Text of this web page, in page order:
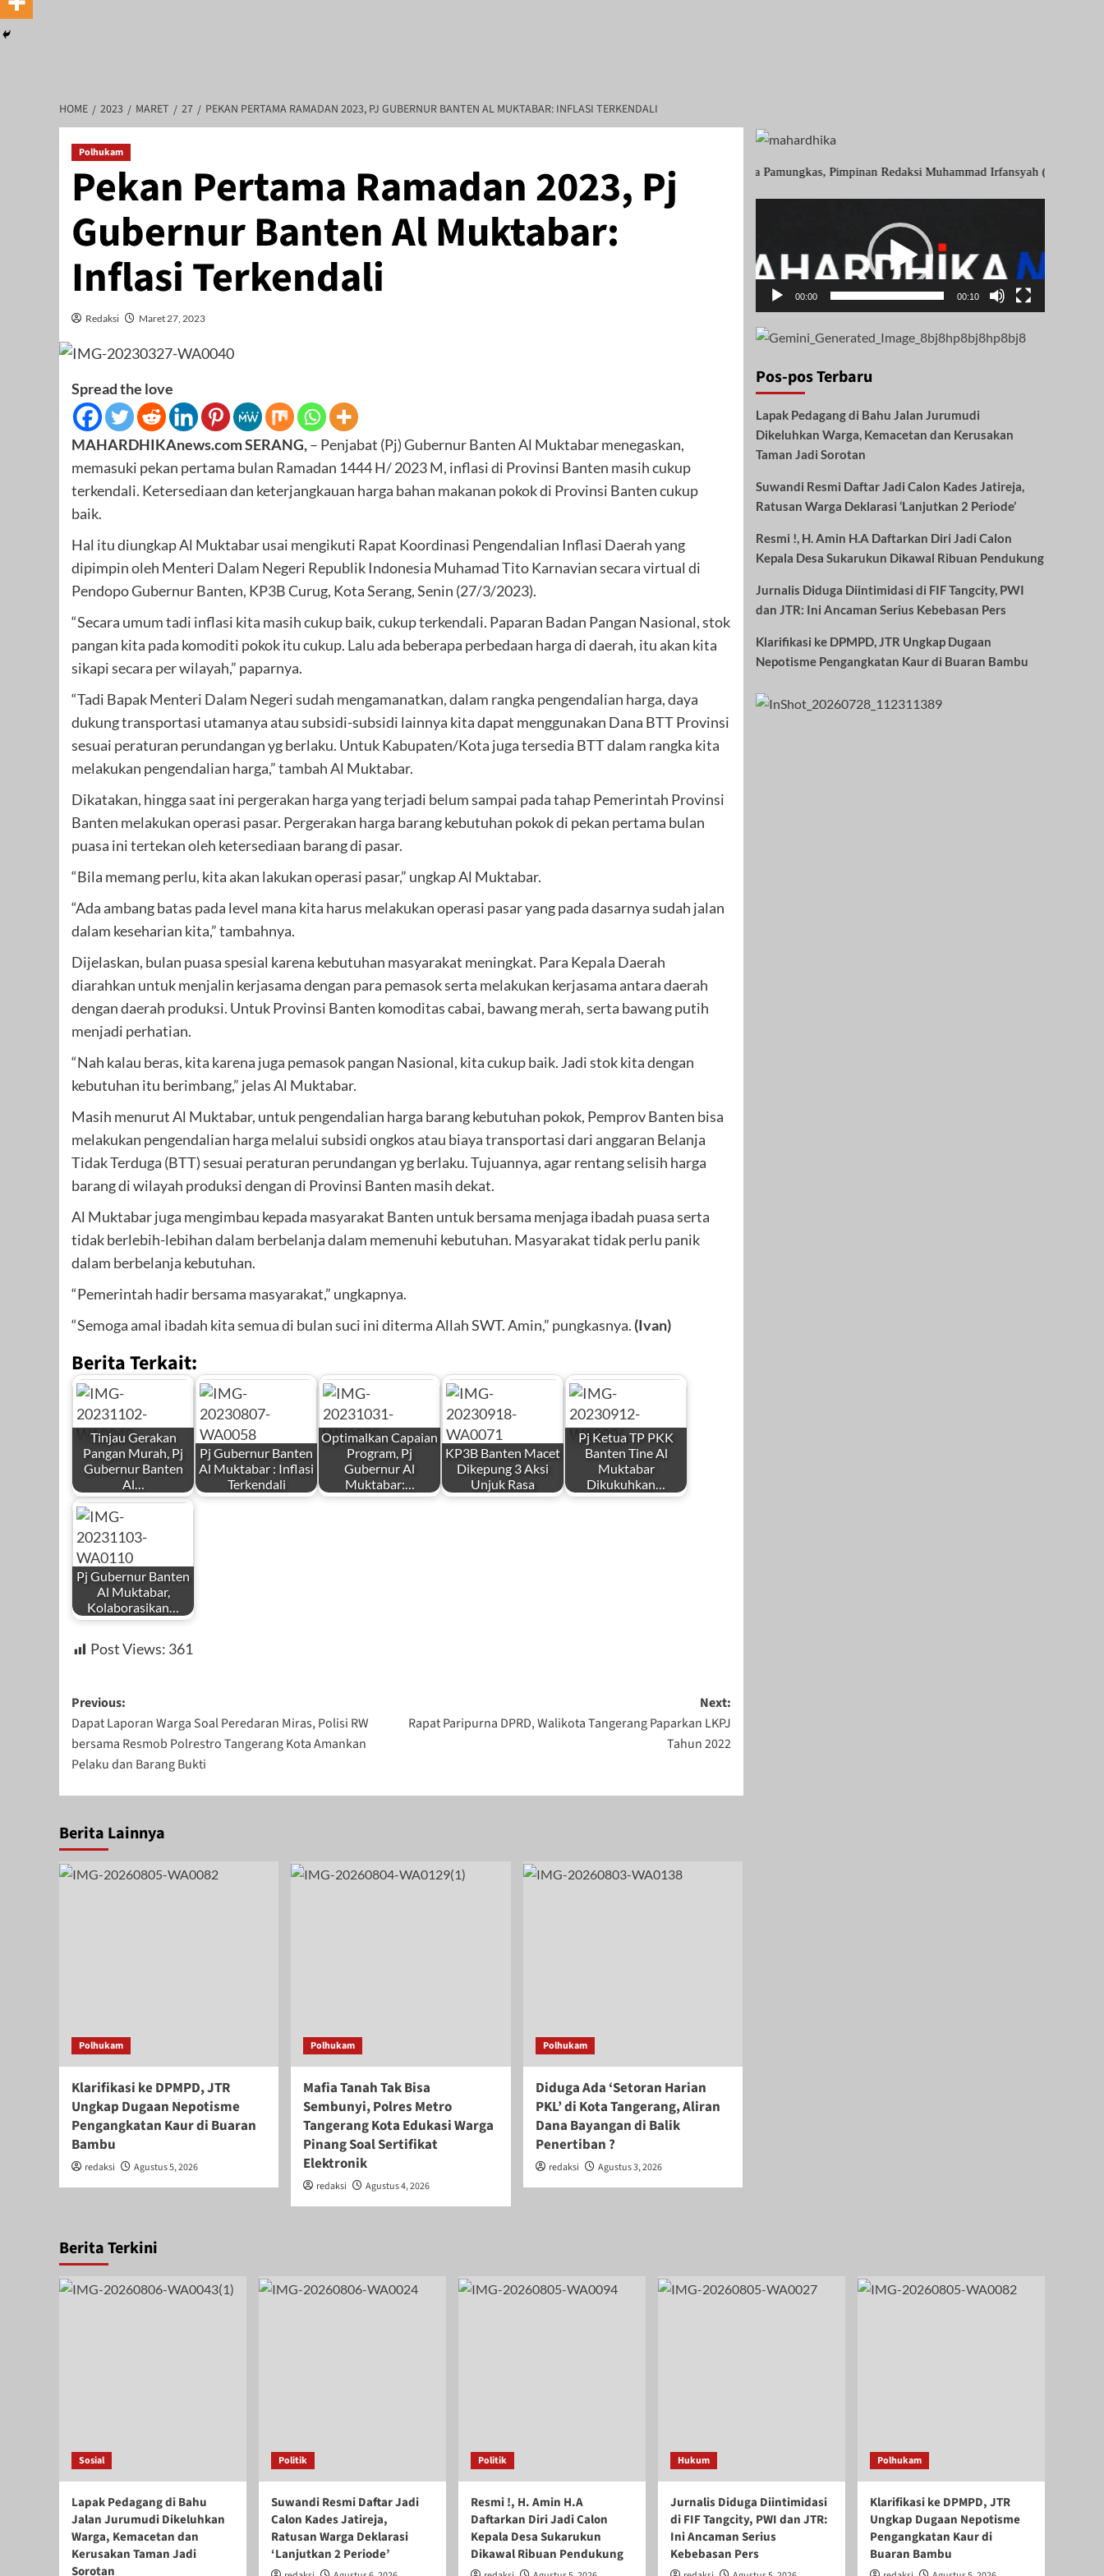
HOME 2023 MARET 27 PEKAN PERTAMA RAMADAN 2023, PJ GUBERNUR BANTEN AL MUKTABAR: INFLASI TERKENDALI
Polhukam
Pekan Pertama Ramadan 2023, Pj
Gubernur Banten Al Muktabar:
Inflasi Terkendali
Redaksi Maret 27, 2023
Spread the love
MAHARDHIKAnews.com SERANG,– Penjabat (Pj) Gubernur Banten Al Muktabar menegaskan,
memasuki pekan pertama bulan Ramadan 1444 H/ 2023 M, inflasi di Provinsi Banten masih cukup
terkendali. Ketersediaan dan keterjangkauan harga bahan makanan pokok di Provinsi Banten cukup
baik.
Hal itu diungkap Al Muktabar usai mengikuti Rapat Koordinasi Pengendalian Inflasi Daerah yang
dipimpin oleh Menteri Dalam Negeri Republik Indonesia Muhamad Tito Karnavian secara virtual di
Pendopo Gubernur Banten, KP3B Curug, Kota Serang, Senin (27/3/2023).
“Secara umum tadi inflasi kita masih cukup baik, cukup terkendali. Paparan Badan Pangan Nasional, stok
pangan kita pada komoditi pokok itu cukup. Lalu ada beberapa perbedaan harga di daerah, itu akan kita
sikapi secara per wilayah,” paparnya.
“Tadi Bapak Menteri Dalam Negeri sudah mengamanatkan, dalam rangka pengendalian harga, daya
dukung transportasi utamanya atau subsidi-subsidi lainnya kita dapat menggunakan Dana BTT Provinsi
sesuai peraturan perundangan yg berlaku. Untuk Kabupaten/Kota juga tersedia BTT dalam rangka kita
melakukan pengendalian harga,” tambah Al Muktabar.
Dikatakan, hingga saat ini pergerakan harga yang terjadi belum sampai pada tahap Pemerintah Provinsi
Banten melakukan operasi pasar. Pergerakan harga barang kebutuhan pokok di pekan pertama bulan
puasa ini tertekan oleh ketersediaan barang di pasar.
“Bila memang perlu, kita akan lakukan operasi pasar,” ungkap Al Muktabar.
“Ada ambang batas pada level mana kita harus melakukan operasi pasar yang pada dasarnya sudah jalan
dalam keseharian kita,” tambahnya.
Dijelaskan, bulan puasa spesial karena kebutuhan masyarakat meningkat. Para Kepala Daerah
diarahkan untuk menjalin kerjasama dengan para pemasok serta melakukan kerjasama antara daerah
dengan daerah produksi. Untuk Provinsi Banten komoditas cabai, bawang merah, serta bawang putih
menjadi perhatian.
“Nah kalau beras, kita karena juga pemasok pangan Nasional, kita cukup baik. Jadi stok kita dengan
kebutuhan itu berimbang,” jelas Al Muktabar.
Masih menurut Al Muktabar, untuk pengendalian harga barang kebutuhan pokok, Pemprov Banten bisa
melakukan pengendalian harga melalui subsidi ongkos atau biaya transportasi dari anggaran Belanja
Tidak Terduga (BTT) sesuai peraturan perundangan yg berlaku. Tujuannya, agar rentang selisih harga
barang di wilayah produksi dengan di Provinsi Banten masih dekat.
Al Muktabar juga mengimbau kepada masyarakat Banten untuk bersama menjaga ibadah puasa serta
tidak berlebih-lebihan dalam berbelanja dalam memenuhi kebutuhan. Masyarakat tidak perlu panik
dalam berbelanja kebutuhan.
“Pemerintah hadir bersama masyarakat,” ungkapnya.
“Semoga amal ibadah kita semua di bulan suci ini diterma Allah SWT. Amin,” pungkasnya. (Ivan)
Berita Terkait:
Tinjau Gerakan
Pangan Murah, Pj
Gubernur Banten
Al…
by
Redaksi
November 2, 2023
Pj Gubernur Banten
Al Muktabar : Inflasi
Terkendali
by
Optimalkan Capaian
Program, Pj
Gubernur Al
Muktabar:…
by
KP3B Banten Macet
Dikepung 3 Aksi
Unjuk Rasa
by
Pj Ketua TP PKK
Banten Tine Al
Muktabar
Dikukuhkan…
by
Pj Gubernur Banten
Al Muktabar,
Kolaborasikan…
by
Redaksi
November 4, 2023
Post Views: 361
Post
navigation
Previous:
Dapat Laporan Warga Soal Peredaran Miras, Polisi RW
bersama Resmob Polrestro Tangerang Kota Amankan
Pelaku dan Barang Bukti
Next:
Rapat Paripurna DPRD, Walikota Tangerang Paparkan LKPJ
Tahun 2022
Berita Lainnya
Polhukam
Klarifikasi ke DPMPD, JTR
Ungkap Dugaan Nepotisme
Pengangkatan Kaur di Buaran
Bambu
redaksi Agustus 5, 2026
Polhukam
Mafia Tanah Tak Bisa
Sembunyi, Polres Metro
Tangerang Kota Edukasi Warga
Pinang Soal Sertifikat
Elektronik
redaksi Agustus 4, 2026
Polhukam
Diduga Ada ‘Setoran Harian
PKL’ di Kota Tangerang, Aliran
Dana Bayangan di Balik
Penertiban ?
redaksi Agustus 3, 2026
Irfansyah, Pimpinan Perusahaan : Deni Arief Triwijaya, Direktur Utama : Linda Sartika Purwitasari, Direktur Umum : Mahardhika Pamungkas, Pimpinan Redaksi Muhammad Irfansyah ( Ngkong),
00:00 00:10
Pos-pos Terbaru
Lapak Pedagang di Bahu Jalan Jurumudi
Dikeluhkan Warga, Kemacetan dan Kerusakan
Taman Jadi Sorotan
Suwandi Resmi Daftar Jadi Calon Kades Jatireja,
Ratusan Warga Deklarasi ‘Lanjutkan 2 Periode’
Resmi !, H. Amin H.A Daftarkan Diri Jadi Calon
Kepala Desa Sukarukun Dikawal Ribuan Pendukung
Jurnalis Diduga Diintimidasi di FIF Tangcity, PWI
dan JTR: Ini Ancaman Serius Kebebasan Pers
Klarifikasi ke DPMPD, JTR Ungkap Dugaan
Nepotisme Pengangkatan Kaur di Buaran Bambu
Berita Terkini
Sosial
Lapak Pedagang di Bahu
Jalan Jurumudi Dikeluhkan
Warga, Kemacetan dan
Kerusakan Taman Jadi
Sorotan
Politik
Suwandi Resmi Daftar Jadi
Calon Kades Jatireja,
Ratusan Warga Deklarasi
‘Lanjutkan 2 Periode’
Politik
Resmi !, H. Amin H.A
Daftarkan Diri Jadi Calon
Kepala Desa Sukarukun
Dikawal Ribuan Pendukung
Hukum
Jurnalis Diduga Diintimidasi
di FIF Tangcity, PWI dan JTR:
Ini Ancaman Serius
Kebebasan Pers
Polhukam
Klarifikasi ke DPMPD, JTR
Ungkap Dugaan Nepotisme
Pengangkatan Kaur di
Buaran Bambu